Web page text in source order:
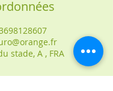
stade, A , FRA